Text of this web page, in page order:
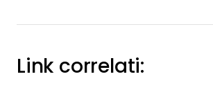
Link correlati: